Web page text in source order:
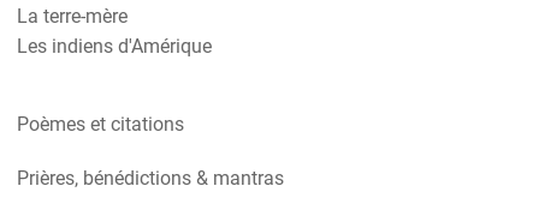
La terre-mère
Les indiens d'Amérique
Poèmes et citations
Prières, bénédictions & mantras